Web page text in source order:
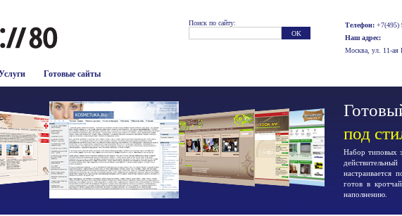
Готовые сайты
Поиск по сайту: Телефон: +7(495)
Наш адрес:
Москва, ул. 11-ая
под
Набор типовых
настраивается
готов в
наполнению.